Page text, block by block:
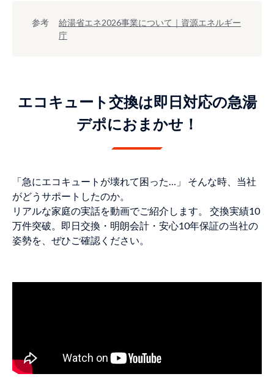
参考
給湯省エネ2026事業について｜資源エネルギー
庁
エコキュート交換は即日対応の急湯
デポにおまかせ！
「急にエコキュートが壊れて困った…」 そんな時、当社
がどうサポートしたのか。
リアルな家庭の実話を動画でご紹介します。 交換実績10
万件突破。即日交換・明朗会計・安心10年保証の当社の
姿勢を、ぜひご確認ください。